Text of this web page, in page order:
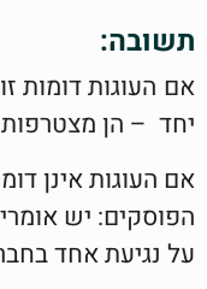
תשובה:
אם העוגות דומות
יחד – הן
אם העוגות אינן
הפוסקים: יש
על נגיעת אחד